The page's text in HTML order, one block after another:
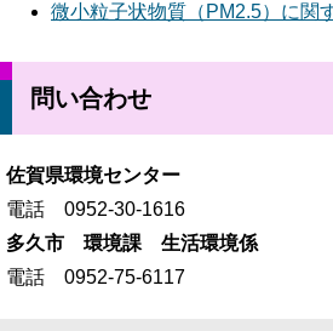
微小粒子状物質（PM2.5）に関
問い合わせ
佐賀県環境センター
電話 0952-30-1616
多久市 環境課 生活環境係
電話 0952-75-6117